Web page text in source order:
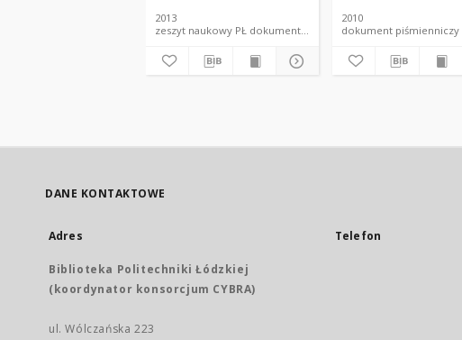
2013
zeszyt naukowy PŁ dokument piśmienniczy
2010
DANE KONTAKTOWE
Adres
Biblioteka Politechniki Łódzkiej
(koordynator konsorcjum CYBRA)
ul. Wólczańska 223
Telefon